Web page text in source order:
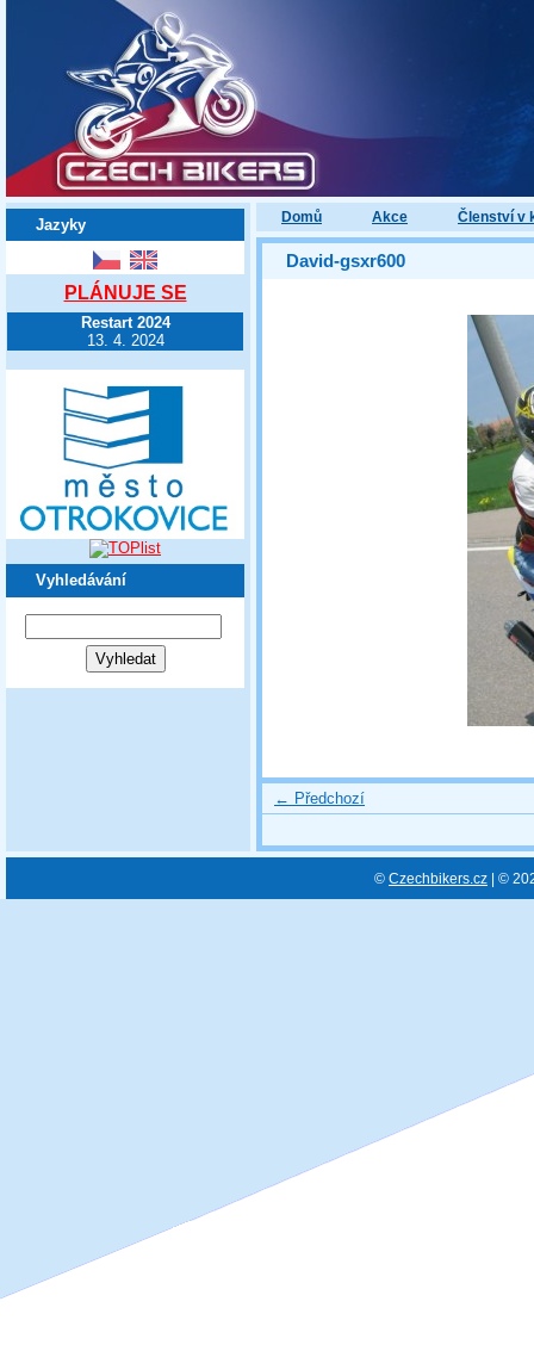
Domů Akce Členství v
Jazyky
PLÁNUJE SE
Restart 2024
13. 4. 2024
Vyhledávání
David-gsxr600
← Předchozí
© Czechbikers.cz | ©